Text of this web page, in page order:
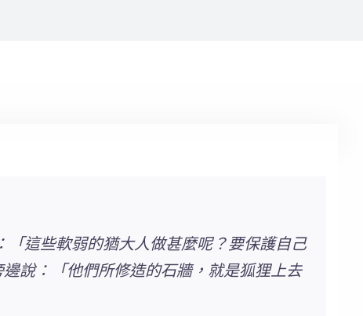
這些軟弱的猶大人做甚麼呢？要保護自己
說：「他們所修造的石牆，就是狐狸上去